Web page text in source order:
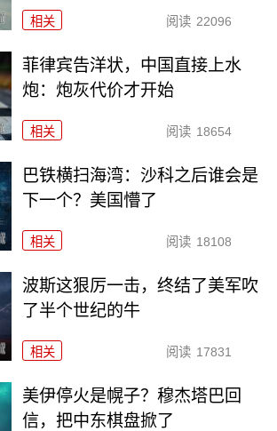
相关 阅读 22096
菲律宾告洋状，中国直接上水
炮：炮灰代价才开始
相关 阅读 18654
巴铁横扫海湾：沙科之后谁会是
下一个？美国懵了
相关 阅读 18108
波斯这狠厉一击，终结了美军吹
了半个世纪的牛
相关 阅读 17831
美伊停火是幌子？穆杰塔巴回
信，把中东棋盘掀了